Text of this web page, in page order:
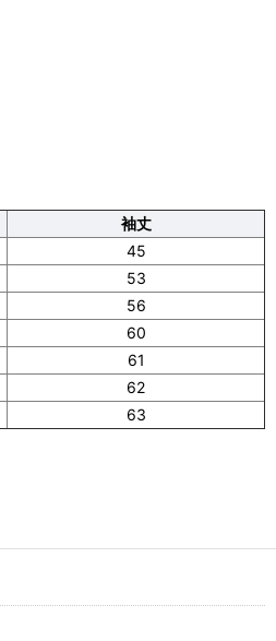
袖丈
45
53
56
60
61
62
63